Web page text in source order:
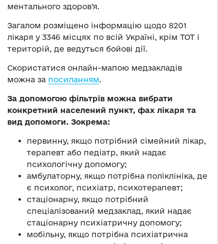
ментального здоров’я.
Загалом розміщено інформацію щодо 8201
лікаря у 3346 місцях по всій Україні, крім ТОТ і
територій, де ведуться бойові дії.
Скористатися онлайн-мапою медзакладів
можна за посиланням.
За допомогою фільтрів можна вибрати
конкретний населений пункт, фах лікаря та
вид допомоги. Зокрема:
первинну, якщо потрібний сімейний лікар,
терапевт або педіатр, який надає
психологічну допомогу;
амбулаторну, якщо потрібна поліклініка, де
є психолог, психіатр, психотерапевт;
стаціонарну, якщо потрібний
спеціалізований медзаклад, який надає
стаціонарну психіатричну допомогу;
мобільну, якщо потрібна психіатрична